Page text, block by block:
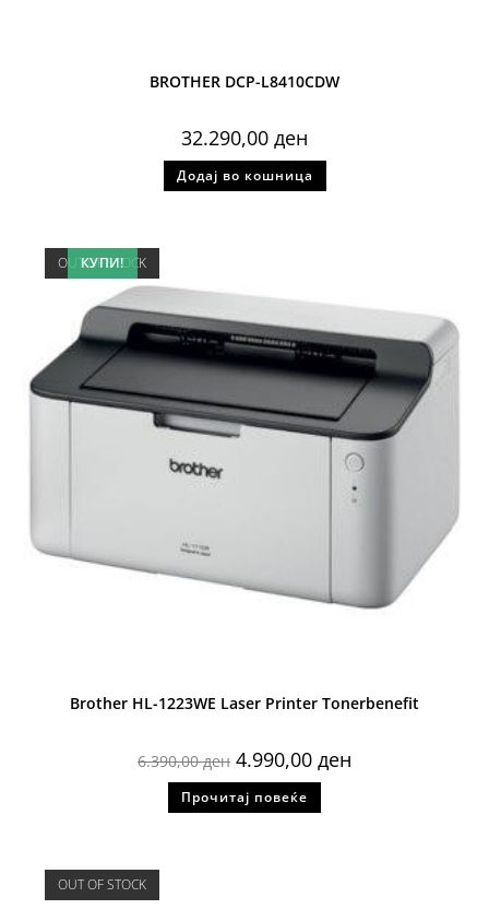
BROTHER DCP-L8410CDW
32.290,00 ден
Додај во кошница
OUT OF STOCK
КУПИ!
Brother HL-1223WE Laser Printer Tonerbenefit
6.390,00ден 4.990,00 ден
Прочитај повеќе
OUT OF STOCK